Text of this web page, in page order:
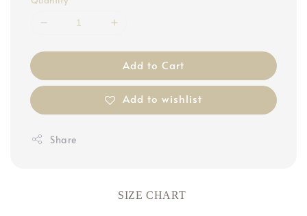
Add to Cart
Add to wishlist
Share
SIZE CHART